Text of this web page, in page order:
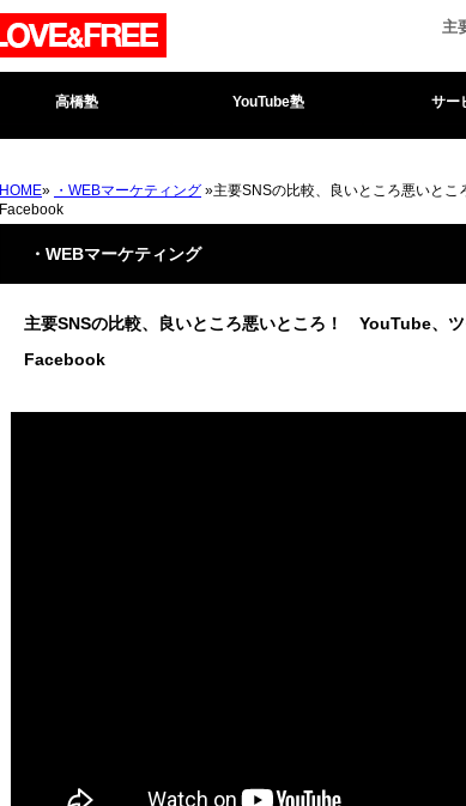
主
高橋塾 YouTube塾 サー
HOME» ・WEBマーケティング »主要SNSの比較、良いところ悪いと
Facebook
・WEBマーケティング
主要SNSの比較、良いところ悪いところ！ YouTube、ツ
Facebook